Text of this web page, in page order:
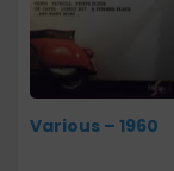
Various – 1960